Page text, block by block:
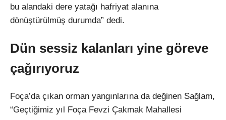
bu alandaki dere yatağı hafriyat alanına
dönüştürülmüş durumda” dedi.
Dün sessiz kalanları yine göreve
çağırıyoruz
Foça’da çıkan orman yangınlarına da değinen Sağlam,
“Geçtiğimiz yıl Foça Fevzi Çakmak Mahallesi